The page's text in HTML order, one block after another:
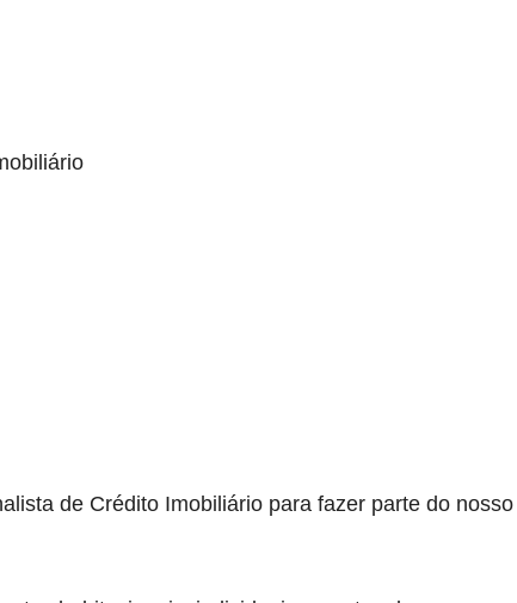
de Crédito Imobiliário para fazer parte do nosso